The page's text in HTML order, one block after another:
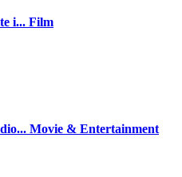
i... Film
Movie & Entertainment